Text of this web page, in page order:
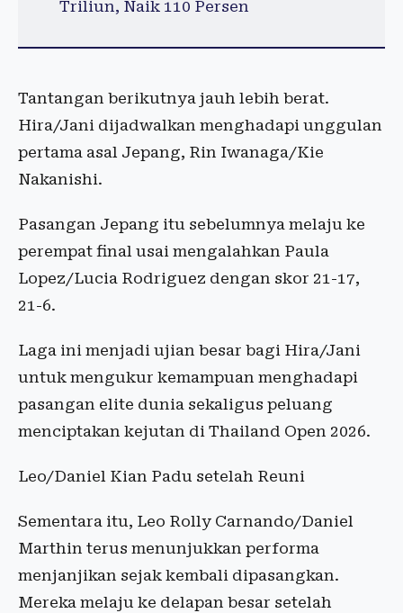
Triliun, Naik 110 Persen
Tantangan berikutnya jauh lebih berat.
Hira/Jani dijadwalkan menghadapi unggulan
pertama asal Jepang, Rin Iwanaga/Kie
Nakanishi.
Pasangan Jepang itu sebelumnya melaju ke
perempat final usai mengalahkan Paula
Lopez/Lucia Rodriguez dengan skor 21-17,
21-6.
Laga ini menjadi ujian besar bagi Hira/Jani
untuk mengukur kemampuan menghadapi
pasangan elite dunia sekaligus peluang
menciptakan kejutan di Thailand Open 2026.
Leo/Daniel Kian Padu setelah Reuni
Sementara itu, Leo Rolly Carnando/Daniel
Marthin terus menunjukkan performa
menjanjikan sejak kembali dipasangkan.
Mereka melaju ke delapan besar setelah